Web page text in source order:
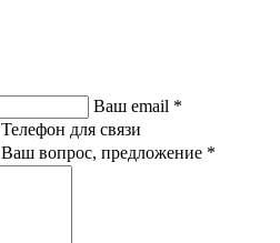
Ваш email *
Телефон для связи
Ваш вопрос, предложение *